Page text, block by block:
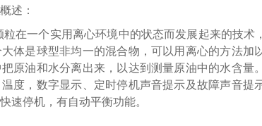
概述：
在一个实用离心环境中的状态而发展起来的技术
体是球型非均一的混合物，可以用离心的方法加
原油和水分离出来，以达到测量原油中的水含量
度，数字显示、定时停机声音提示及故障声音提
速停机，有自动平衡功能。